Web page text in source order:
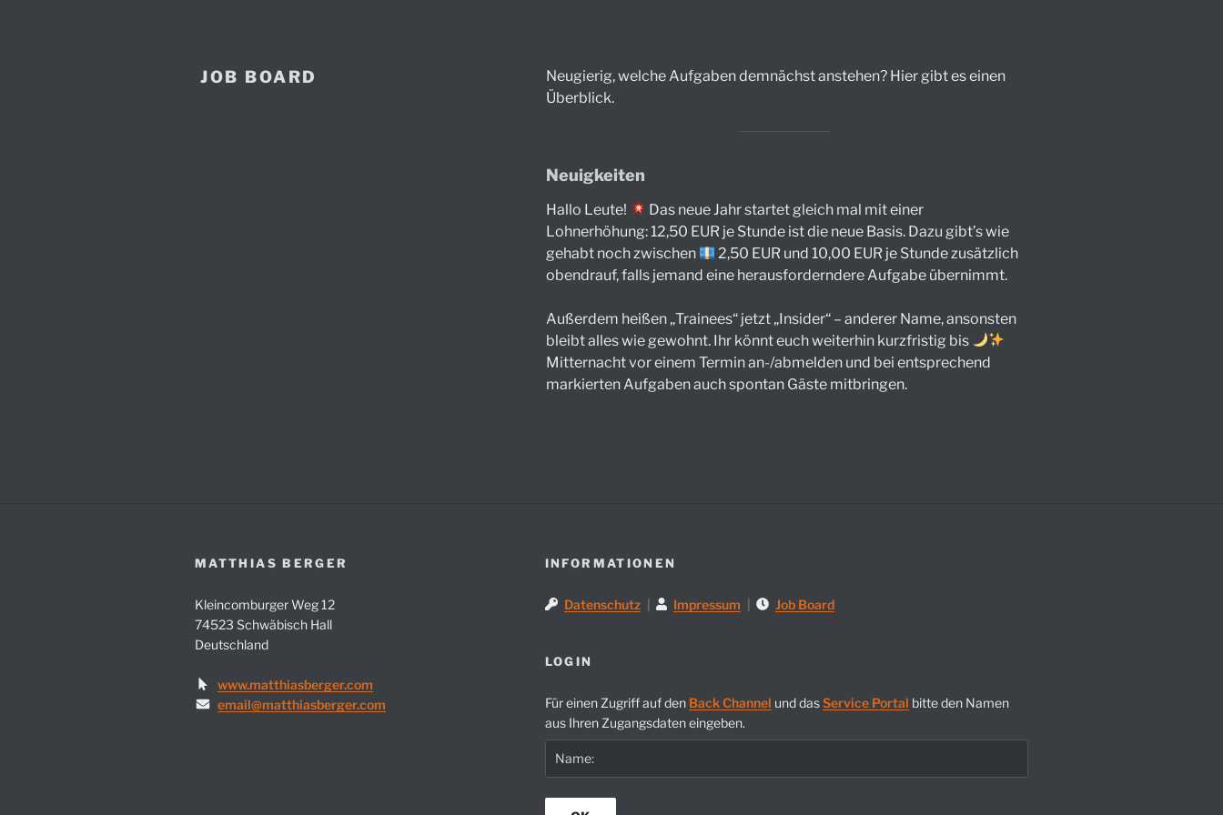
JOB BOARD
Neugierig, welche Aufgaben demnächst anstehen? Hier gibt es einen
Überblick.
Neuigkeiten
Hallo Leute!
Das neue Jahr startet gleich mal mit einer
Lohnerhöhung: 12,50 EUR je Stunde ist die neue Basis. Dazu gibt’s wie
gehabt noch zwischen
2,50 EUR und 10,00 EUR je Stunde zusätzlich
obendrauf, falls jemand eine herausforderndere Aufgabe übernimmt.
Außerdem heißen „Trainees“ jetzt „Insider“ – anderer Name, ansonsten
bleibt alles wie gewohnt. Ihr könnt euch weiterhin kurzfristig bis
Mitternacht vor einem Termin an-/abmelden und bei entsprechend
markierten Aufgaben auch spontan Gäste mitbringen.
MATTHIAS BERGER
Kleincomburger Weg 12
74523 Schwäbisch Hall
Deutschland
www.matthiasberger.com
email@matthiasberger.com
INFORMATIONEN
Datenschutz Impressum Job Board
LOGIN
Für einen Zugriff auf den Back Channel und dasService Portal bitte den Namen
aus Ihren Zugangsdaten eingeben.